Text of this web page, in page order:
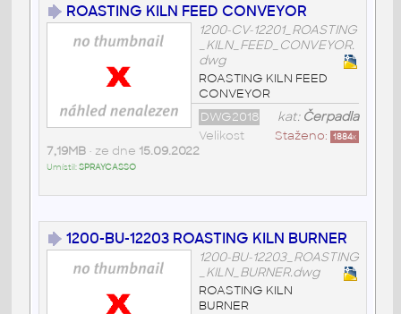
ROASTING KILN FEED CONVEYOR
1200-CV-12201_ROASTING
_KILN_FEED_CONVEYOR.
dwg
ROASTING KILN FEED
CONVEYOR
kat: Čerpadla
DWG2018
Staženo: 1884x
Velikost
7,19MB• ze dne 15.09.2022
Umístil:SPRAYCASSO
1200-BU-12203 ROASTING KILN BURNER
1200-BU-12203_ROASTING
_KILN_BURNER.dwg
ROASTING KILN
BURNER